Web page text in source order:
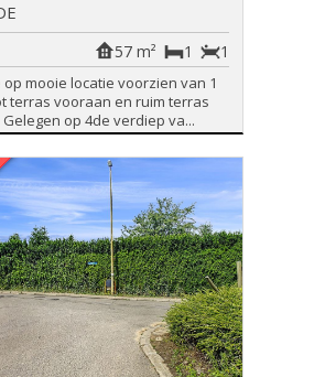
1
1
57 m²
mooie locatie voorzien van 1
terras vooraan en ruim terras
op 4de verdiep va...